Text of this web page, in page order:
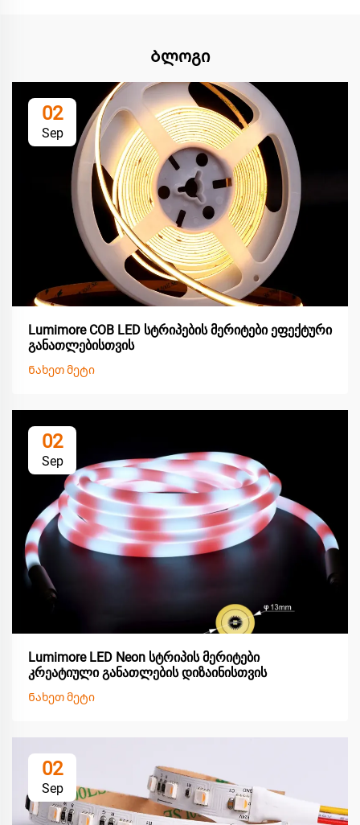
Ბლოგი
02
Sep
Lumimore COB LED სტრიპების მერიტები ეფექტური
განათლებისთვის
Ნახეთ მეტი
02
Sep
Lumimore LED Neon სტრიპის მერიტები
კრეატიული განათლების დიზაინისთვის
Ნახეთ მეტი
02
Sep